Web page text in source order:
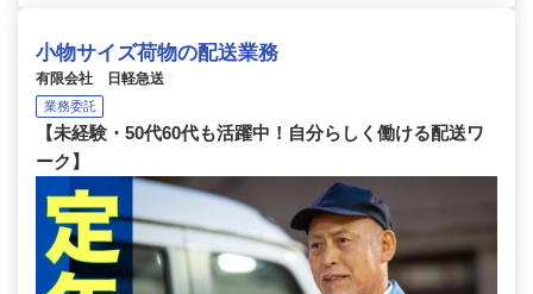
小物サイズ荷物の配送業務
有限会社 日軽急送
業務委託
【未経験・50代60代も活躍中！自分らしく働ける配送ワ
ーク】